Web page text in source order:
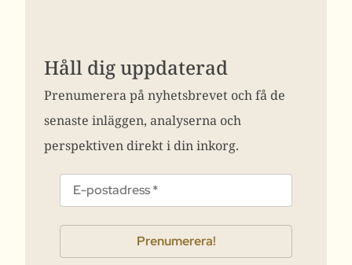
Håll dig uppdaterad
Prenumerera på nyhetsbrevet och få de
senaste inläggen, analyserna och
perspektiven direkt i din inkorg.